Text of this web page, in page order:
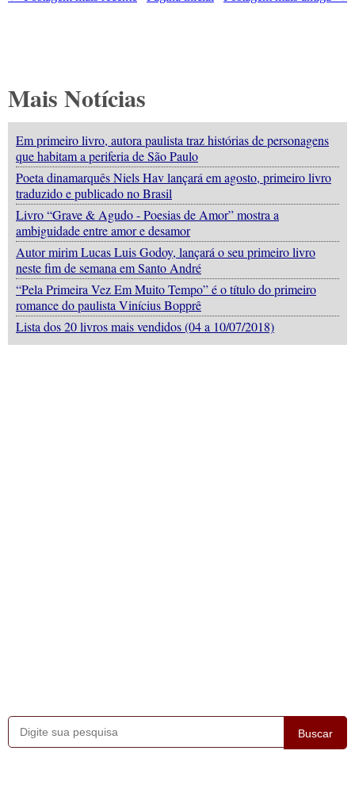
Mais Notícias
Em primeiro livro, autora paulista traz histórias de personagens
que habitam a periferia de São Paulo
Poeta dinamarquês Niels Hav lançará em agosto, primeiro livro
traduzido e publicado no Brasil
Livro “Grave & Agudo - Poesias de Amor” mostra a
ambiguidade entre amor e desamor
Autor mirim Lucas Luis Godoy, lançará o seu primeiro livro
neste fim de semana em Santo André
“Pela Primeira Vez Em Muito Tempo” é o título do primeiro
romance do paulista Vinícius Bopprê
Lista dos 20 livros mais vendidos (04 a 10/07/2018)
Buscar